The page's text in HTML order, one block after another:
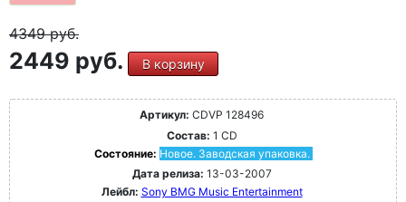
4349руб.
2449 руб. В корзину
Артикул: CDVP 128496
Состав: 1 CD
Состояние: Новое. Заводская упаковка.
Дата релиза: 13-03-2007
Лейбл: Sony BMG Music Entertainment